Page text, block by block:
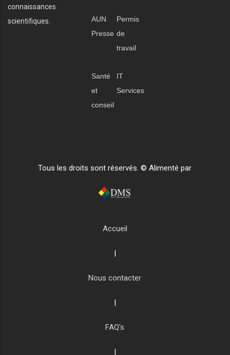
connaissances
scientifiques.
AUN
Presse
Permis
de
travail
Santé
et
conseil
IT
Services
Tous les droits sont réservés. © Alimenté par
Accueil
Nous contacter
FAQ's